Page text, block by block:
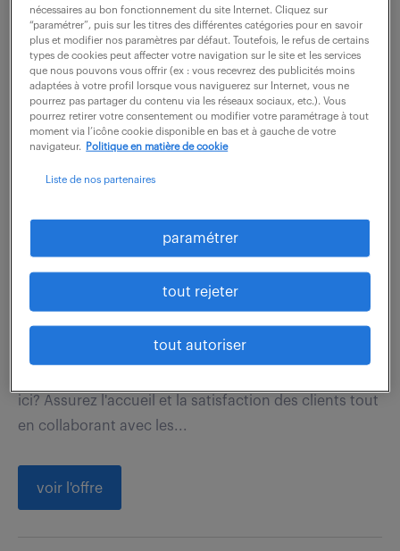
Communication et Digital de l'équipe. Vous aurez...
voir l'offre
conseiller bancaire (gestion de
intérim
32 000 - 36 000 € / an
Quels défis passionnants un(e) Conseiller bancaire
ici? Assurez l'accueil et la satisfaction des clients tout
en collaborant avec les...
voir l'offre
nécessaires au bon fonctionnement du site Internet. Cliquez sur
“paramétrer”, puis sur les titres des différentes catégories pour en savoir
plus et modifier nos paramètres par défaut. Toutefois, le refus de certains
types de cookies peut affecter votre navigation sur le site et les services
que nous pouvons vous offrir (ex : vous recevrez des publicités moins
adaptées à votre profil lorsque vous naviguerez sur Internet, vous ne
pourrez pas partager du contenu via les réseaux sociaux, etc.). Vous
pourrez retirer votre consentement ou modifier votre paramétrage à tout
moment via l’icône cookie disponible en bas et à gauche de votre
navigateur.
Politique en matière de cookie
Liste de nos partenaires
paramétrer
tout rejeter
tout autoriser